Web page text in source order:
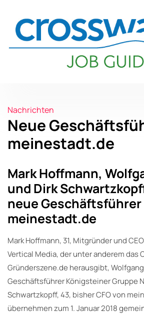
Nachrichten
Neue
meinestadt.de
Mark Hoffmann,
und Dirk
neue Geschäftsführer
meinestadt.de
Mark Hoffmann, 31, Mitgründer und
Vertical Media, der unter anderem das
Gründerszene.de herausgibt,
Geschäftsführer Königsteiner Gruppe
Schwartzkopff, 43, bisher CFO von
übernehmen zum 1. Januar 2018